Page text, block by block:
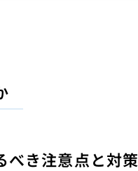
べき注意点と対策